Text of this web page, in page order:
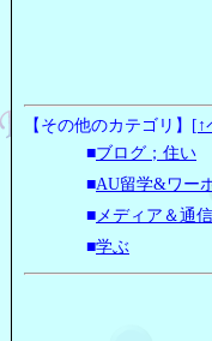
【その他のカテゴリ】 [ ↑
■ブログ；住い
■AU留学&ワー
■メディア＆通信
■学ぶ